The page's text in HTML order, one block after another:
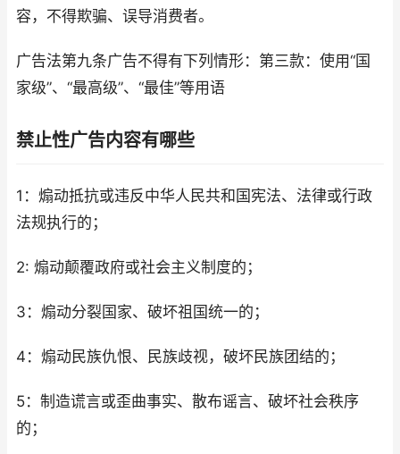
容，不得欺骗、误导消费者。
广告法第九条广告不得有下列情形：第三款：使用“国
家级”、“最高级”、“最佳”等用语
禁止性广告内容有哪些
1：煽动抵抗或违反中华人民共和国宪法、法律或行政
法规执行的；
2: 煽动颠覆政府或社会主义制度的；
3：煽动分裂国家、破坏祖国统一的；
4：煽动民族仇恨、民族歧视，破坏民族团结的；
5：制造谎言或歪曲事实、散布谣言、破坏社会秩序
的；